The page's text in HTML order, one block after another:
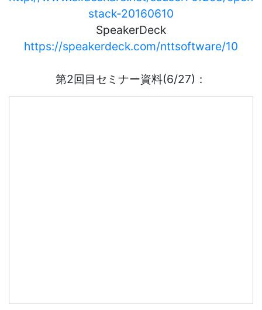
stack-20160610
SpeakerDeck
https://speakerdeck.com/nttsoftware/10
第2回目セミナー資料(6/27)：